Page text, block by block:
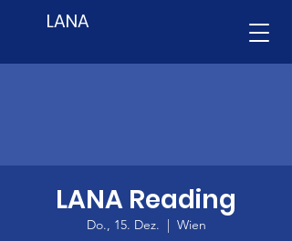
LANA
LANA Reading
Do., 15. Dez.
  |
Wien